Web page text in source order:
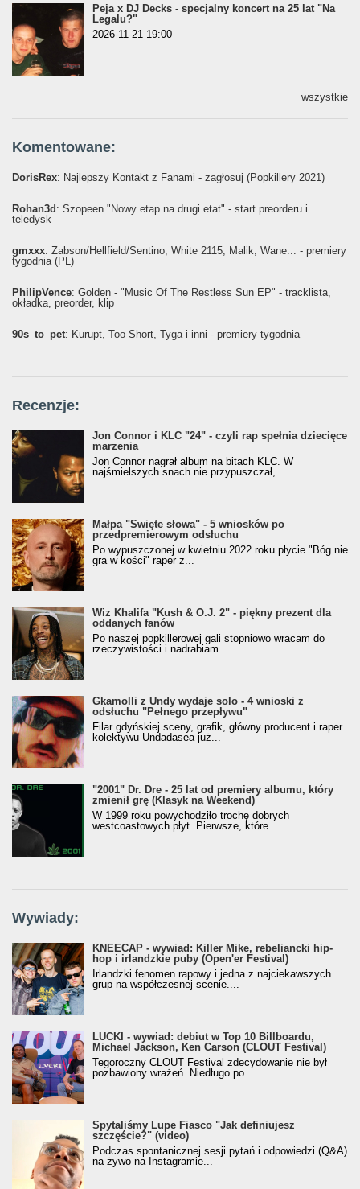
Peja x DJ Decks - specjalny koncert na 25 lat "Na
Legalu?"
2026-11-21 19:00
wszystkie
Komentowane:
DorisRex: Najlepszy Kontakt z Fanami - zagłosuj (Popkillery 2021)
Rohan3d : Szopeen "Nowy etap na drugi etat" - start preorderu i
teledysk
gmxxx: Żabson/Hellfield/Sentino, White 2115, Malik, Wane... - premiery
tygodnia (PL)
PhilipVence: Golden - "Music Of The Restless Sun EP" - tracklista,
okładka, preorder, klip
90s_to_pet: Kurupt, Too Short, Tyga i inni - premiery tygodnia
Recenzje:
Jon Connor i KLC "24" - czyli rap spełnia dziecięce
marzenia
Jon Connor nagrał album na bitach KLC. W
najśmielszych snach nie przypuszczał,...
Małpa "Święte słowa" - 5 wniosków po
przedpremierowym odsłuchu
Po wypuszczonej w kwietniu 2022 roku płycie "Bóg nie
gra w kości" raper z...
Wiz Khalifa "Kush & O.J. 2" - piękny prezent dla
oddanych fanów
Po naszej popkillerowej gali stopniowo wracam do
rzeczywistości i nadrabiam...
Gkamolli z Undy wydaje solo - 4 wnioski z
odsłuchu "Pełnego przepływu"
Filar gdyńskiej sceny, grafik, główny producent i raper
kolektywu Undadasea już...
"2001" Dr. Dre - 25 lat od premiery albumu, który
zmienił grę (Klasyk na Weekend)
W 1999 roku powychodziło trochę dobrych
westcoastowych płyt. Pierwsze, które...
Wywiady:
KNEECAP - wywiad: Killer Mike, rebeliancki hip-
hop i irlandzkie puby (Open'er Festival)
Irlandzki fenomen rapowy i jedna z najciekawszych
grup na współczesnej scenie....
LUCKI - wywiad: debiut w Top 10 Billboardu,
Michael Jackson, Ken Carson (CLOUT Festival)
Tegoroczny CLOUT Festival zdecydowanie nie był
pozbawiony wrażeń. Niedługo po...
Spytaliśmy Lupe Fiasco "Jak definiujesz
szczęście?" (video)
Podczas spontanicznej sesji pytań i odpowiedzi (Q&A)
na żywo na Instagramie...